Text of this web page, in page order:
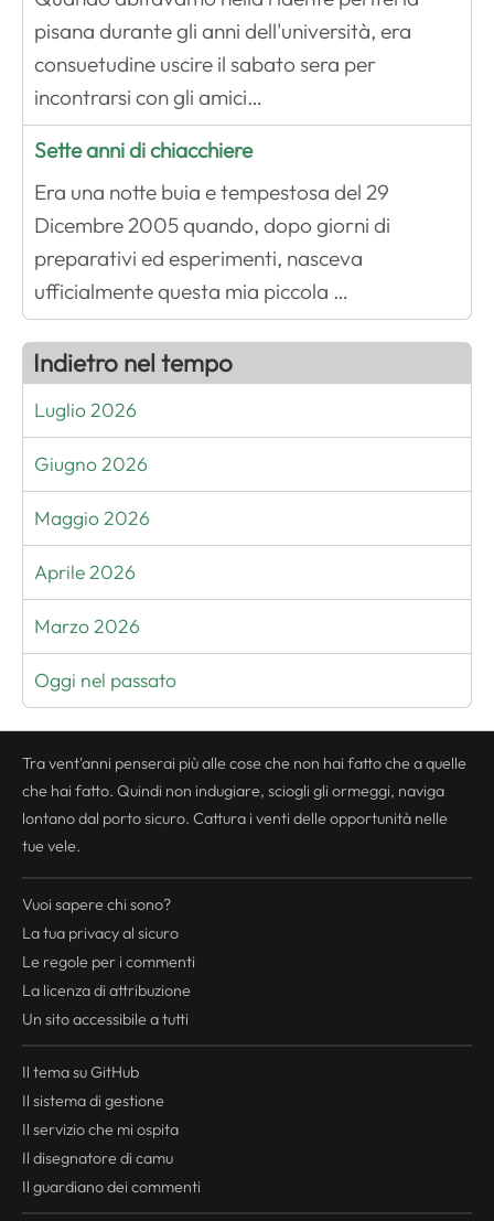
pisana durante gli anni dell'università, era
consuetudine uscire il sabato sera per
incontrarsi con gli amici…
Sette anni di chiacchiere
Era una notte buia e tempestosa del 29
Dicembre 2005 quando, dopo giorni di
preparativi ed esperimenti, nasceva
ufficialmente questa mia piccola …
Indietro nel tempo
Luglio 2026
Giugno 2026
Maggio 2026
Aprile 2026
Marzo 2026
Oggi nel passato
Tra vent'anni penserai più alle cose che non hai fatto che a quelle
che hai fatto. Quindi non indugiare, sciogli gli ormeggi, naviga
lontano dal porto sicuro. Cattura i venti delle opportunità nelle
tue vele.
Vuoi sapere chi sono?
La tua privacyal sicuro
Le regole per i commenti
La licenza di attribuzione
Un sito accessibile a tutti
Il tema su GitHub
Il sistema di gestione
Il servizio che mi ospita
Il disegnatore di camu
Il guardiano dei commenti